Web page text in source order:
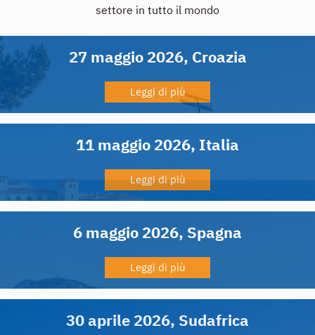
settore in tutto il mondo
27 maggio 2026, Croazia
Leggi di più
11 maggio 2026, Italia
Leggi di più
6 maggio 2026, Spagna
Leggi di più
30 aprile 2026, Sudafrica